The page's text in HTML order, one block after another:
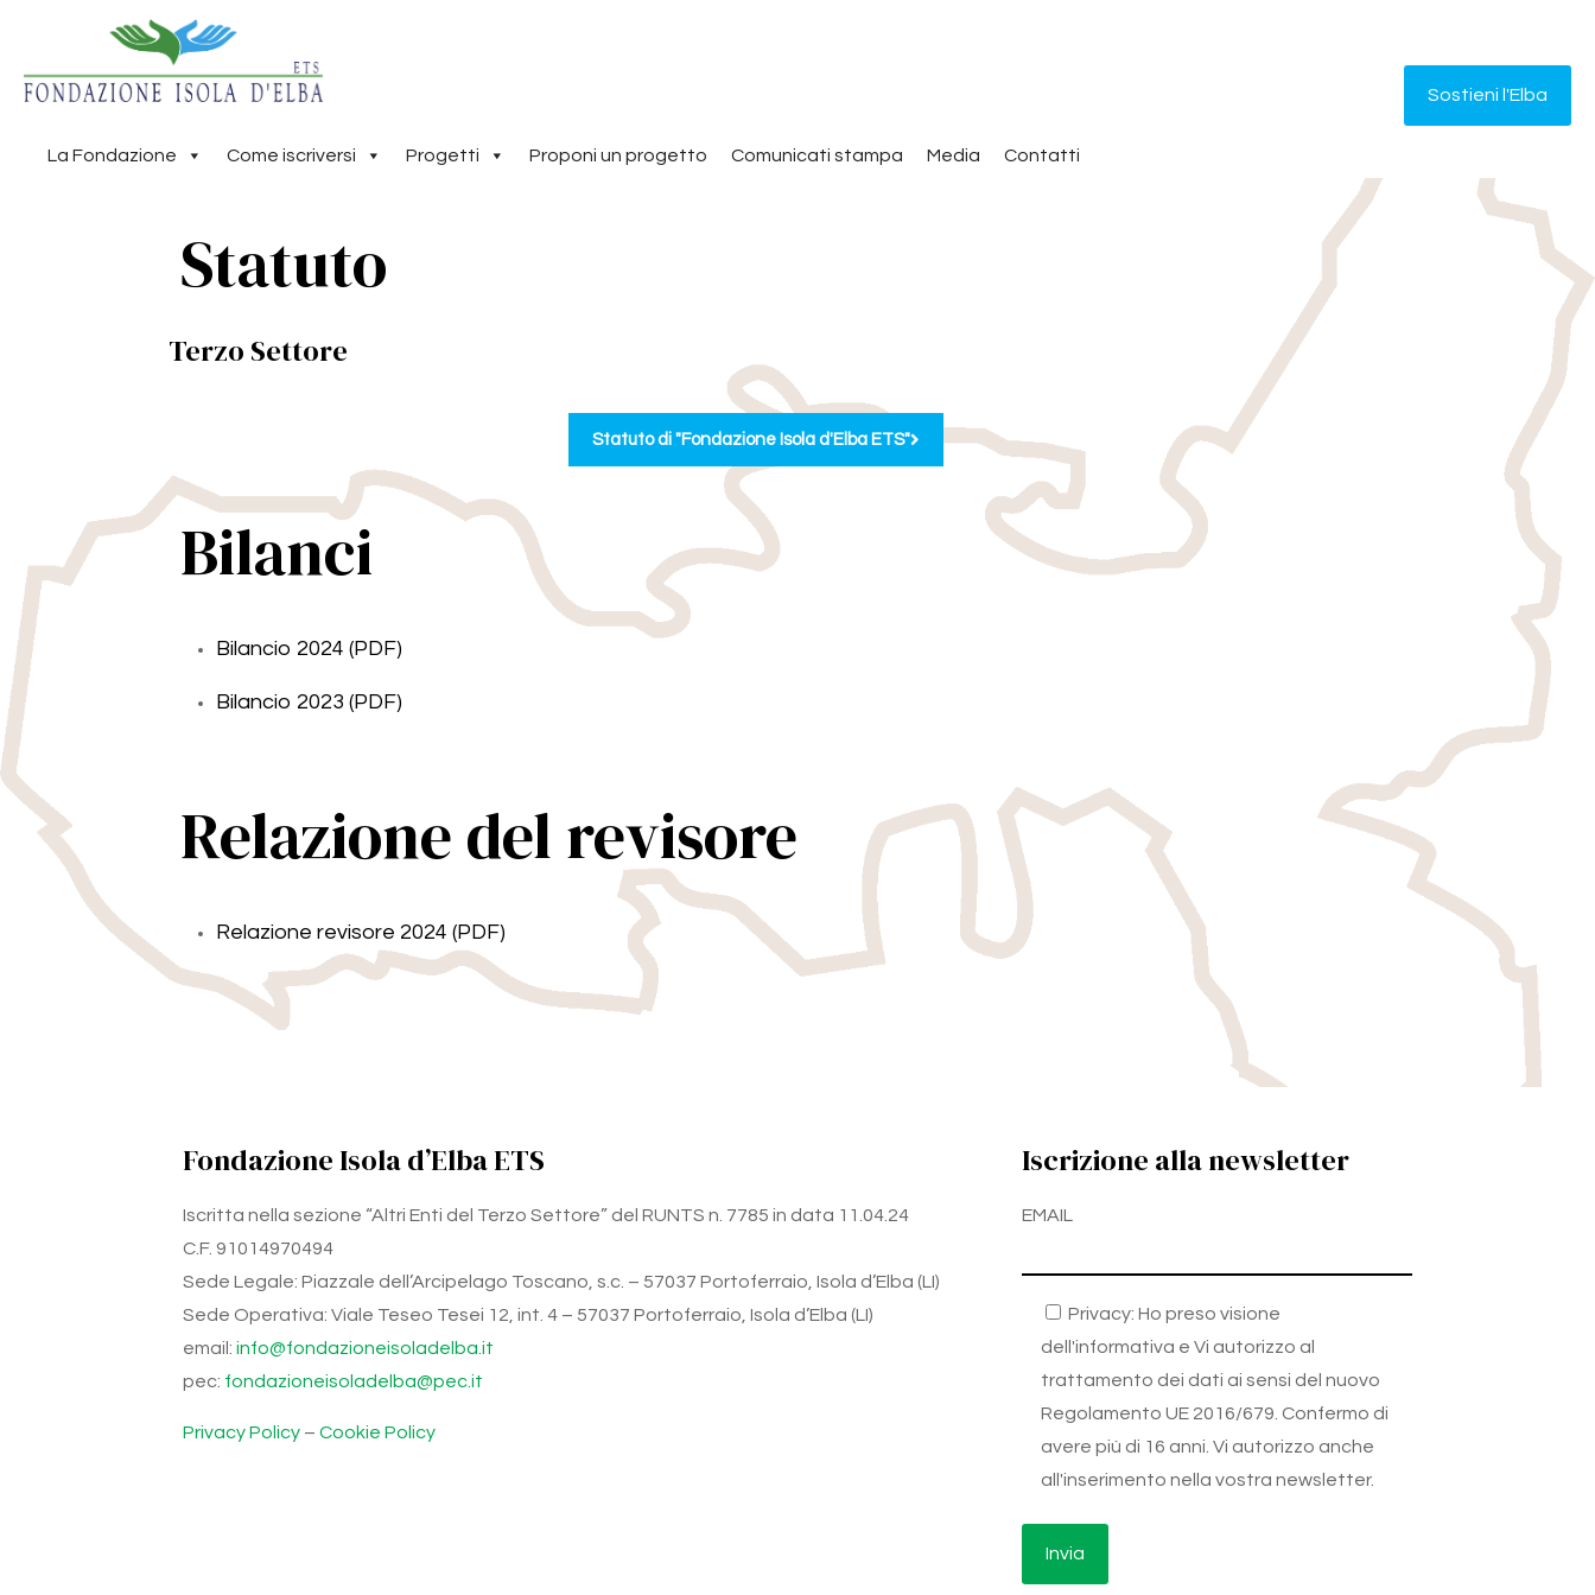
La Fondazione Come iscriversi Progetti Proponi un progetto Comunicati stampa Media Contatti
Sostieni l'Elba
Statuto
Terzo Settore
Statuto di "Fondazione Isola d'Elba ETS"
Bilanci
Bilancio 2024 (PDF)
Bilancio 2023 (PDF)
Relazione del revisore
Relazione revisore 2024 (PDF)
Fondazione Isola d’Elba ETS
Iscritta nella sezione “Altri Enti del Terzo Settore” del RUNTS n. 7785 in data 11.04.24
C.F. 91014970494
Sede Legale: Piazzale dell’Arcipelago Toscano, s.c. – 57037 Portoferraio, Isola d’Elba (LI)
Sede Operativa: Viale Teseo Tesei 12, int. 4 – 57037 Portoferraio, Isola d’Elba (LI)
email: info@fondazioneisoladelba.it
pec: fondazioneisoladelba@pec.it
Privacy Policy – Cookie Policy
Iscrizione alla newsletter
EMAIL
Privacy: Ho preso visione
dell'informativa e Vi autorizzo al
trattamento dei dati ai sensi del nuovo
Regolamento UE 2016/679. Confermo di
avere più di 16 anni. Vi autorizzo anche
all'inserimento nella vostra newsletter.